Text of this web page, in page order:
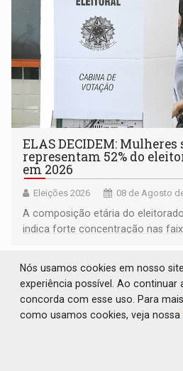
ELAS DECIDEM:
representam 52% do
em 2026
Eleições 2026 08 de Agosto
A composição etária do
indica forte concentração nas
Nós usamos cookies em nosso
experiência possível. Ao continuar
concorda com esse uso. Para
como usamos cookies, veja nossa